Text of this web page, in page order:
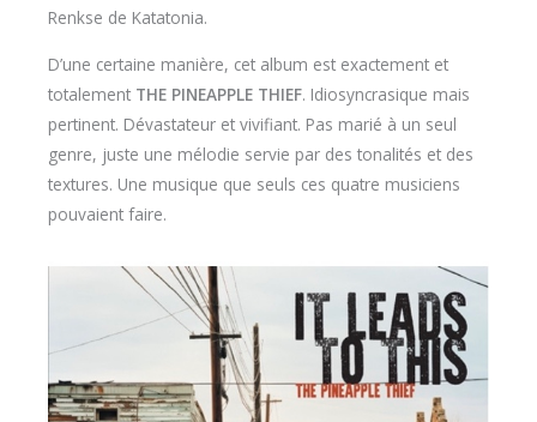
Renkse de Katatonia.
D’une certaine manière, cet album est exactement et
totalement THE PINEAPPLE THIEF. Idiosyncrasique mais
pertinent. Dévastateur et vivifiant. Pas marié à un seul
genre, juste une mélodie servie par des tonalités et des
textures. Une musique que seuls ces quatre musiciens
pouvaient faire.